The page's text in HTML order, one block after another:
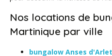
Nos locations de
Martinique par ville
bungalow Anses d'Arlet